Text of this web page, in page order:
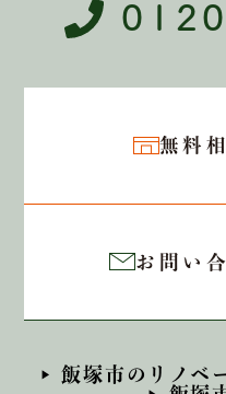
無料
お問い
飯塚市のリノベ